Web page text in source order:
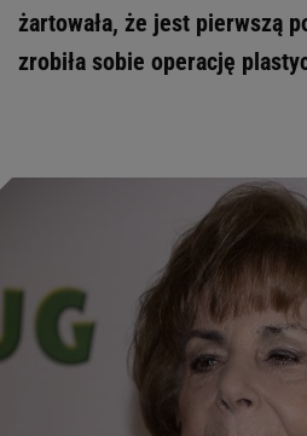
żartowała, że jest pierwszą
zrobiła sobie operację